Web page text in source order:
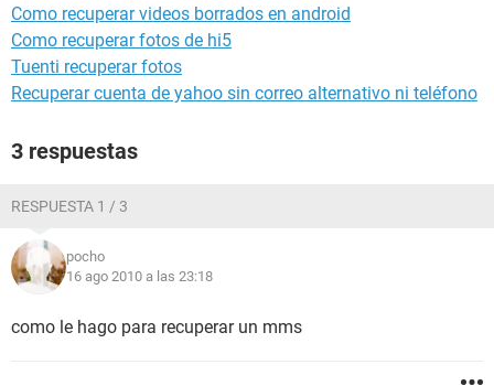
Como recuperar videos borrados en android
Como recuperar fotos de hi5
Tuenti recuperar fotos
Recuperar cuenta de yahoo sin correo alternativo ni teléfono
3 respuestas
RESPUESTA 1 / 3
pocho
16 ago 2010 a las 23:18
como le hago para recuperar un mms